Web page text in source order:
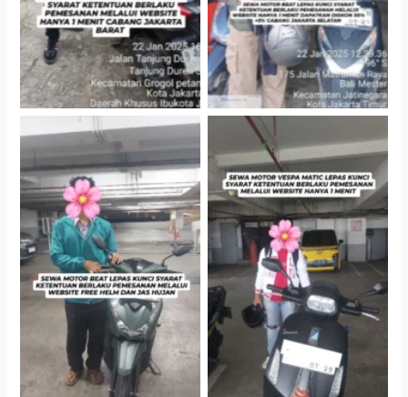
Cityplaza Jatinegara
Gedung Parkir P6A
Cityplaza Jatinegara
Gedung Parkir P6A